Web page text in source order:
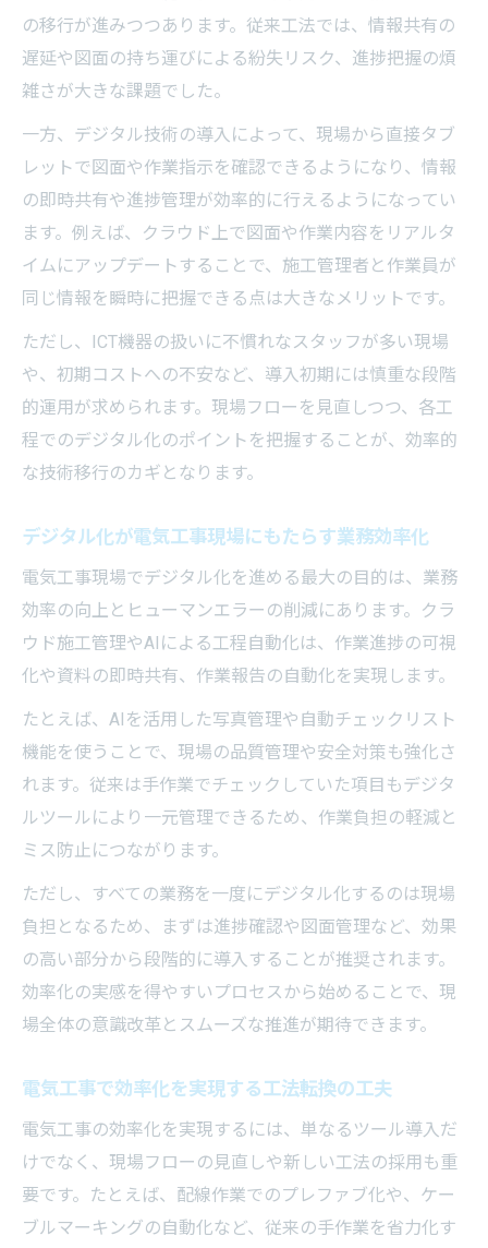
の移行が進みつつあります。従来工法では、情報共有の
遅延や図面の持ち運びによる紛失リスク、進捗把握の煩
雑さが大きな課題でした。
一方、デジタル技術の導入によって、現場から直接タブ
レットで図面や作業指示を確認できるようになり、情報
の即時共有や進捗管理が効率的に行えるようになってい
ます。例えば、クラウド上で図面や作業内容をリアルタ
イムにアップデートすることで、施工管理者と作業員が
同じ情報を瞬時に把握できる点は大きなメリットです。
ただし、ICT機器の扱いに不慣れなスタッフが多い現場
や、初期コストへの不安など、導入初期には慎重な段階
的運用が求められます。現場フローを見直しつつ、各工
程でのデジタル化のポイントを把握することが、効率的
な技術移行のカギとなります。
デジタル化が電気工事現場にもたらす業務効率化
電気工事現場でデジタル化を進める最大の目的は、業務
効率の向上とヒューマンエラーの削減にあります。クラ
ウド施工管理やAIによる工程自動化は、作業進捗の可視
化や資料の即時共有、作業報告の自動化を実現します。
たとえば、AIを活用した写真管理や自動チェックリスト
機能を使うことで、現場の品質管理や安全対策も強化さ
れます。従来は手作業でチェックしていた項目もデジタ
ルツールにより一元管理できるため、作業負担の軽減と
ミス防止につながります。
ただし、すべての業務を一度にデジタル化するのは現場
負担となるため、まずは進捗確認や図面管理など、効果
の高い部分から段階的に導入することが推奨されます。
効率化の実感を得やすいプロセスから始めることで、現
場全体の意識改革とスムーズな推進が期待できます。
電気工事で効率化を実現する工法転換の工夫
電気工事の効率化を実現するには、単なるツール導入だ
けでなく、現場フローの見直しや新しい工法の採用も重
要です。たとえば、配線作業でのプレファブ化や、ケー
ブルマーキングの自動化など、従来の手作業を省力化す